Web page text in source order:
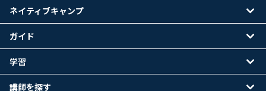
ネイティブキャンプ
ガイド
学習
講師を探す